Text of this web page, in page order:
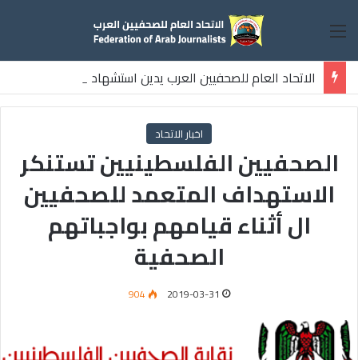
القائمة
الاتحاد العام للصحفيين العرب يدين استشهاد
ثلاثة صحفيين فلسطينيين باستهداف إسرائيلي وسط قطاع غزة
اخبار الاتحاد
الصحفيين الفلسطينيين تستنكر
الاستهداف المتعمد للصحفيين
ال أثناء قيامهم بواجباتهم
الصحفية
2019-03-31
904